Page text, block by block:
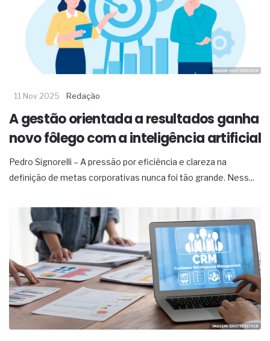
11 Nov 2025 Redação
A gestão orientada a resultados ganha
novo fôlego com a inteligência artificial
Pedro Signorelli – A pressão por eficiência e clareza na
definição de metas corporativas nunca foi tão grande. Ness...